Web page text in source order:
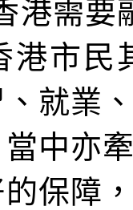
港需要
港市民
就業
中亦
保障